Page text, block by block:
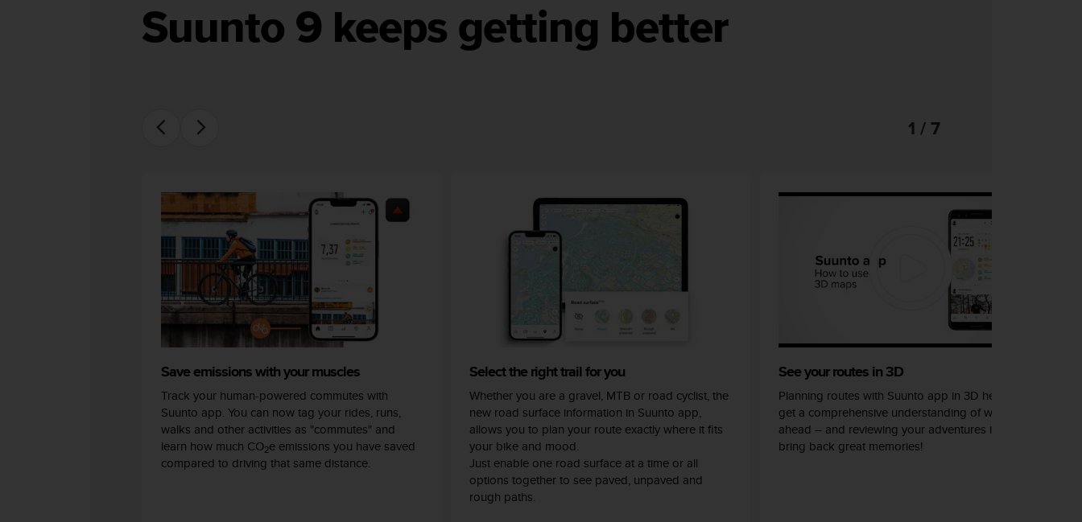
Suunto 9 keeps getting better
1 / 7
Save emissions with your muscles
Track your human-powered commutes with
Suunto app. You can now tag your rides, runs,
walks and other activities as "commutes" and
learn how much CO2e emissions you have saved
compared to driving that same distance.
Select the right trail for you
Whether you are a gravel, MTB or road cyclist, the
new road surface information in Suunto app,
allows you to plan your route exactly where it fits
your bike and mood.
Just enable one road surface at a time or all
options together to see paved, unpaved and
rough paths.
See your routes in 3D
Planning routes with Suunto app in 3D helps you
get a comprehensive understanding of what lays
ahead – and reviewing your adventures in 3D can
bring back great memories!